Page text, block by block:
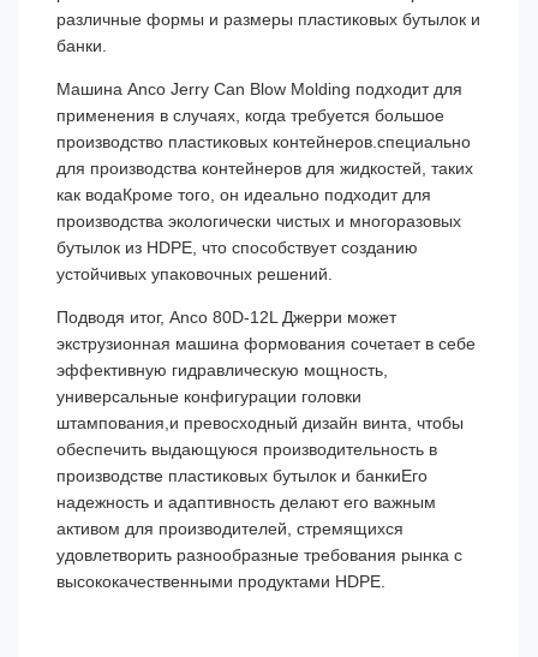
различные формы и размеры пластиковых бутылок и
банки.
Машина Anco Jerry Can Blow Molding подходит для
применения в случаях, когда требуется большое
производство пластиковых контейнеров.специально
для производства контейнеров для жидкостей, таких
как водаКроме того, он идеально подходит для
производства экологически чистых и многоразовых
бутылок из HDPE, что способствует созданию
устойчивых упаковочных решений.
Подводя итог, Anco 80D-12L Джерри может
экструзионная машина формования сочетает в себе
эффективную гидравлическую мощность,
универсальные конфигурации головки
штампования,и превосходный дизайн винта, чтобы
обеспечить выдающуюся производительность в
производстве пластиковых бутылок и банкиЕго
надежность и адаптивность делают его важным
активом для производителей, стремящихся
удовлетворить разнообразные требования рынка с
высококачественными продуктами HDPE.